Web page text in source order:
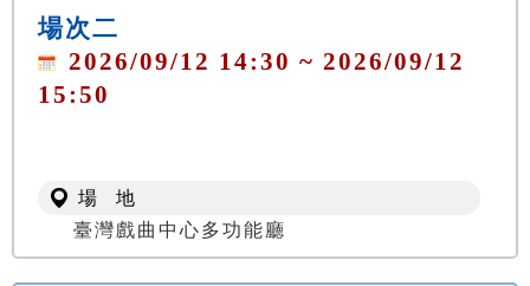
場次二
2026/09/12 14:30 ~ 2026/09/12
15:50
場 地
臺灣戲曲中心多功能廳